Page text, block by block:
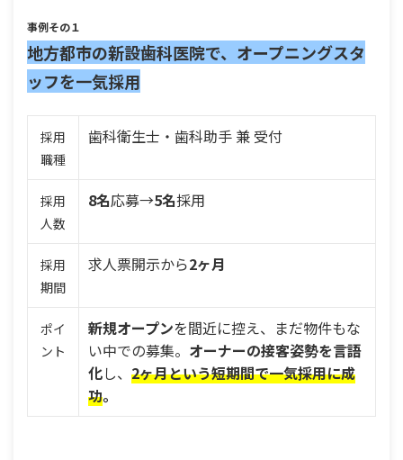
事例その１
地方都市の新設歯科医院で、オープニングスタ
ッフを一気採用
採用
職種
歯科衛生士・歯科助手 兼 受付
採用
人数
8名応募→5名採用
採用
期間
求人票開示から2ヶ月
ポイ
ント
新規オープンを間近に控え、まだ物件もな
い中での募集。 オーナーの接客姿勢を言語
化し、 2ヶ月という短期間で一気採用に成
功。